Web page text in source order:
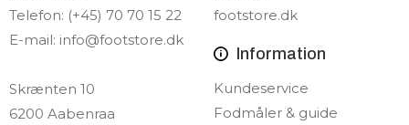
Telefon: (+45) 70 70 15 22
E-mail: info@footstore.dk
Skrænten 10
6200 Aabenraa
footstore.dk
Information
Kundeservice
Fodmåler & guide